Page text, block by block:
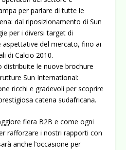
per parlare di tutte le
dal riposizionamento di Sun
per i diversi target di
aspettative del mercato, fino ai
di Calcio 2010.
distribuite le nuove brochure
Sun International:
ricchi e gradevoli per scoprire
catena sudafricana.
fiera B2B e come ogni
rafforzare i nostri rapporti con
anche l’occasione per